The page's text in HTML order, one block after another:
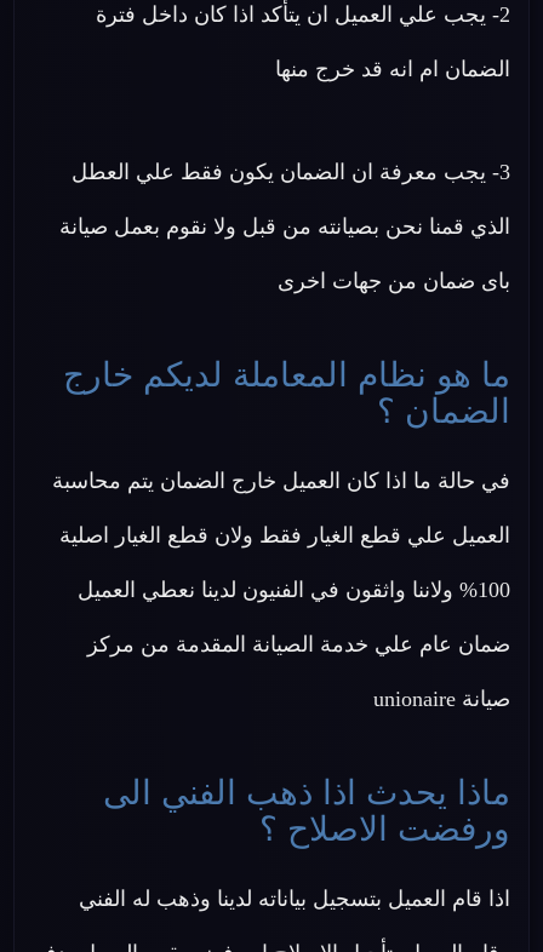
2- يجب علي العميل ان يتأكد اذا كان داخل فترة
الضمان ام انه قد خرج منها
3- يجب معرفة ان الضمان يكون فقط علي العطل
الذي قمنا نحن بصيانته من قبل ولا نقوم بعمل صيانة
باى ضمان من جهات اخرى
ما هو نظام المعاملة لديكم خارج
الضمان ؟
في حالة ما اذا كان العميل خارج الضمان يتم محاسبة
العميل علي قطع الغيار فقط ولان قطع الغيار اصلية
100% ولاننا واثقون في الفنيون لدينا نعطي العميل
ضمان عام علي خدمة الصيانة المقدمة من مركز
صيانة unionaire
ماذا يحدث اذا ذهب الفني الى
ورفضت الاصلاح ؟
اذا قام العميل بتسجيل بياناته لدينا وذهب له الفني